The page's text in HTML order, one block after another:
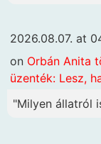
2026.08.07. at
on Orbán Anita
üzenték: Lesz,
"Milyen állatról